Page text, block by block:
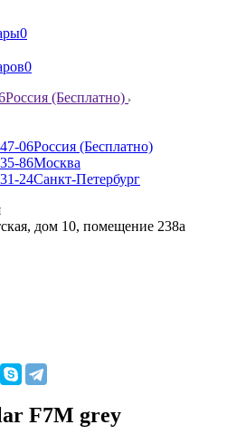
0
0
Россия (Бесплатно)
06Россия (Бесплатно)
86Москва
24Санкт-Петербург
дом 10, помещение 238а
F7M grey